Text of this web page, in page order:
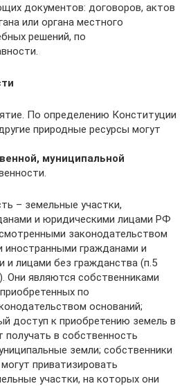
документов: договоров, актов
или органа местного
решений, по
По определению Конституции
природные ресурсы могут
муниципальной
– земельные участки,
и юридическими лицами РФ
законодательством
гражданами и
и лицами без гражданства (п.5
Они являются собственниками
по
оснований;
доступ к приобретению земель в
получать в собственность
земли; собственники
приватизировать
участки, на которых они